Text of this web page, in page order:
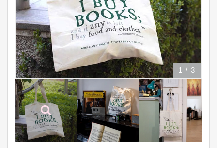
1 / 3